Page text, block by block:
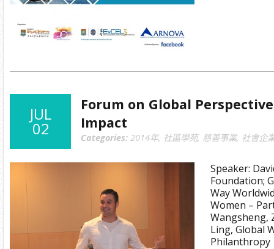
JUL
02
Forum on Global
Impact
Categories: 2014年, 社區學苑, 慈善事業, 社會企
Speaker:
Foundation;
Way
Women –
Wangsheng,
Ling, Global
Philanthropy